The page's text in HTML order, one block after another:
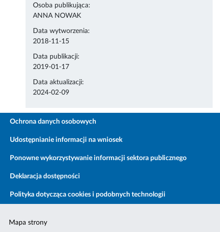
Osoba publikująca:
ANNA NOWAK
Data wytworzenia:
2018-11-15
Data publikacji:
2019-01-17
Data aktualizacji:
2024-02-09
Ochrona danych osobowych
Udostępnianie informacji na wniosek
Ponowne wykorzystywanie informacji sektora publicznego
Deklaracja dostępności
Polityka dotycząca cookies i podobnych technologii
Mapa strony